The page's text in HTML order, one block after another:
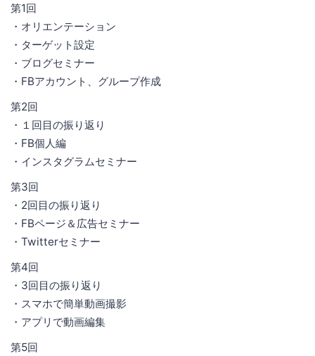
第1回
・オリエンテーション
・ターゲット設定
・ブログセミナー
・FBアカウント、グループ作成
第2回
・１回目の振り返り
・FB個人編
・インスタグラムセミナー
第3回
・2回目の振り返り
・FBページ＆広告セミナー
・Twitterセミナー
第4回
・3回目の振り返り
・スマホで簡単動画撮影
・アプリで動画編集
第5回